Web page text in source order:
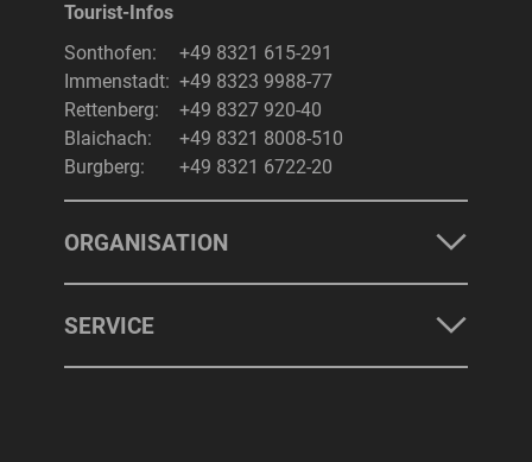
Suchbegriff
Suchen
Tourist-Infos
Sonthofen:
+49 8321 615-291
Immenstadt: +49 8323 9988-77
Rettenberg:
+49 8327 920-40
Blaichach:
+49 8321 8008-510
Burgberg:
+49 8321 6722-20
ORGANISATION
SERVICE